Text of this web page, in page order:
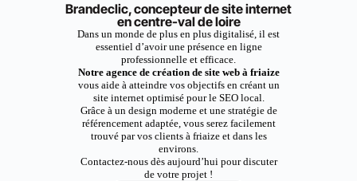
Brandeclic, concepteur de site internet
en centre-val de loire
Dans un monde de plus en plus digitalisé, il est
essentiel d’avoir une présence en ligne
professionnelle et efficace.
Notre agence de création de site web à friaize
vous aide à atteindre vos objectifs en créant un
site internet optimisé pour le SEO local.
Grâce à un design moderne et une stratégie de
référencement adaptée, vous serez facilement
trouvé par vos clients à friaize et dans les
environs.
Contactez-nous dès aujourd’hui pour discuter
de votre projet !